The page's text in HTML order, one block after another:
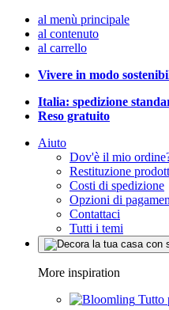
al menù principale
al contenuto
al carrello
Vivere in modo
Italia: spedizione
Reso gratuito
Aiuto
Dov'è il mio
Restituzione
Costi di spedizione
Opzioni di
Contattaci
Tutti i temi
More inspiration
Tutto